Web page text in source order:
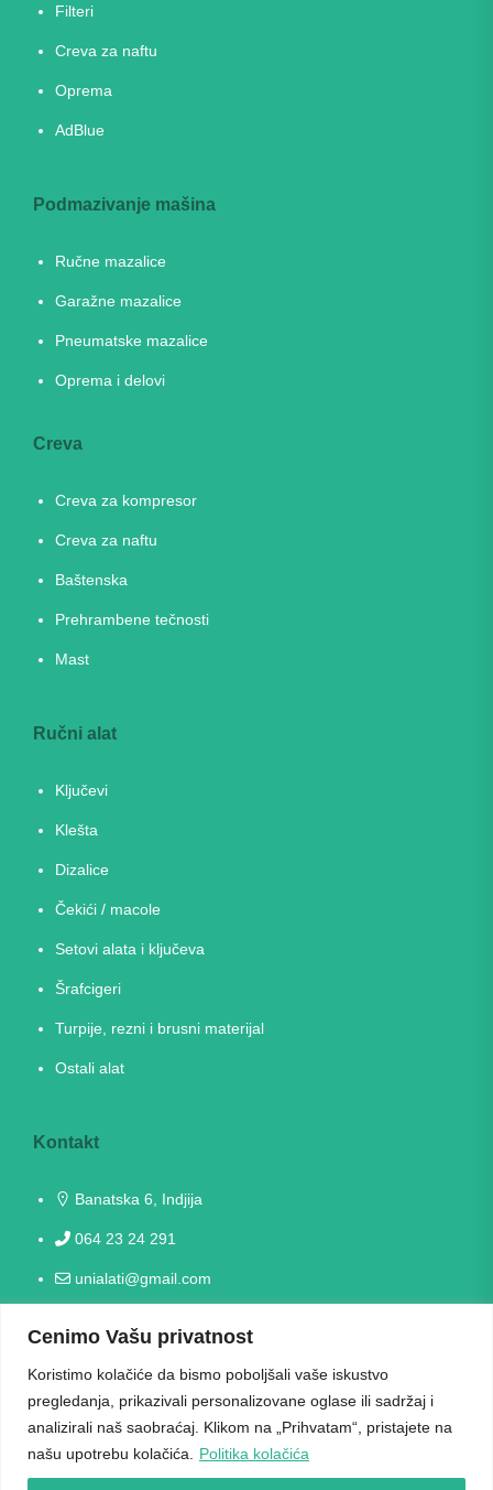
Cenimo Vašu privatnost
Koristimo kolačiće da bismo poboljšali vaše iskustvo
pregledanja, prikazivali personalizovane oglase ili sadržaj i
analizirali naš saobraćaj. Klikom na „Prihvatam“, pristajete na
našu upotrebu kolačića.
Politika kolačića
Filteri
Creva za naftu
Oprema
AdBlue
Podmazivanje mašina
Ručne mazalice
Garažne mazalice
Pneumatske mazalice
Oprema i delovi
Creva
Creva za kompresor
Creva za naftu
Baštenska
Prehrambene tečnosti
Mast
Ručni alat
Ključevi
Klešta
Dizalice
Čekići / macole
Setovi alata i ključeva
Šrafcigeri
Turpije, rezni i brusni materijal
Ostali alat
Kontakt
Banatska 6, Indjija
064 23 24 291
unialati@gmail.com
Radno vreme
Radni danima: 09h-17h
Vikendom ne radimo